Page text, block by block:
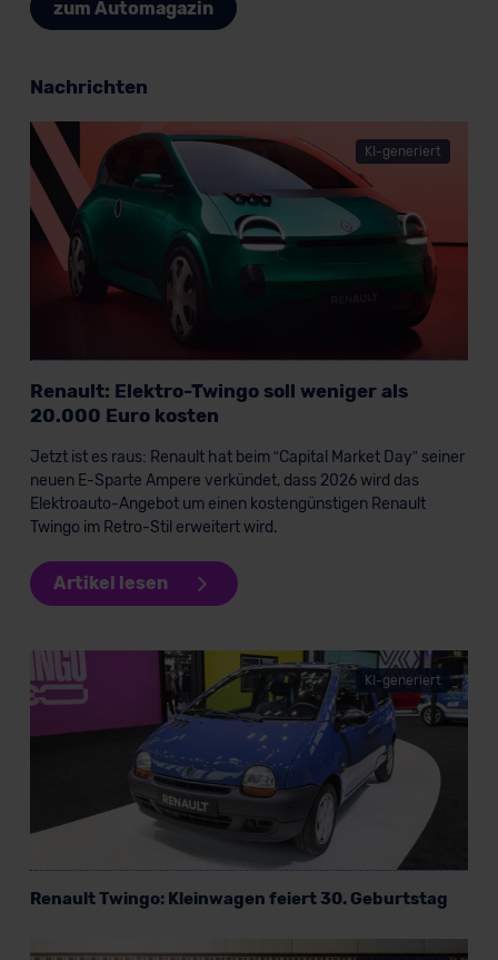
zum Automagazin
Nachrichten
KI-generiert
Renault: Elektro-Twingo soll weniger als
20.000 Euro kosten
Jetzt ist es raus: Renault hat beim “Capital Market Day” seiner
neuen E-Sparte Ampere verkündet, dass 2026 wird das
Elektroauto-Angebot um einen kostengünstigen Renault
Twingo im Retro-Stil erweitert wird.
Artikel lesen
KI-generiert
Renault Twingo: Kleinwagen feiert 30. Geburtstag